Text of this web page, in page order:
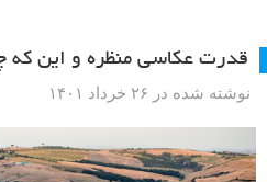
قدرت عکاسی منظره و این که
نوشته شده در ۲۶ خرداد ۱۴۰۱